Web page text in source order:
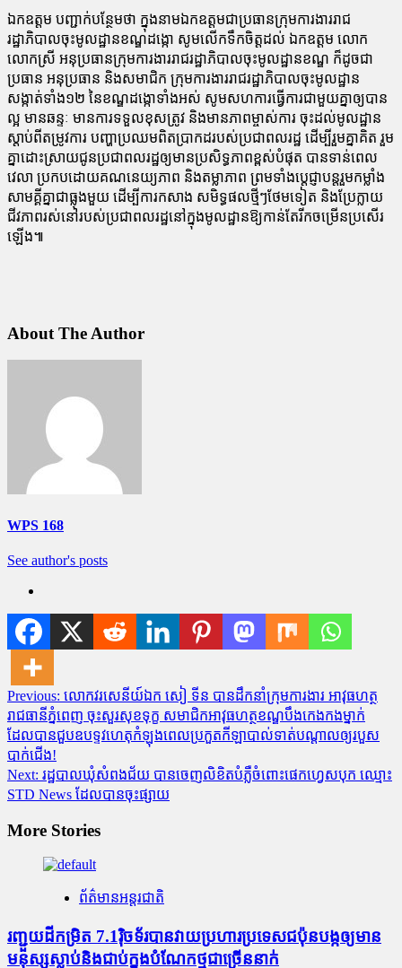
ឯកឧត្តម បញ្ជាក់បន្ថែមថា ក្នុងនាមឯកឧត្តមជាប្រធានក្រុមការងាររាជ
រដ្ឋាភិបាលចុះមូលដ្ឋានខណ្ឌដង្កោ សូមលើកទឹកចិត្តដល់ ឯកឧត្តម លោក
លោកស្រី អនុប្រធានក្រុមការងាររាជរដ្ឋាភិបាលចុះមូលដ្ឋានខណ្ឌ ក៏ដូចជា
ប្រធាន អនុប្រធាន និងសមាជិក ក្រុមការងាររាជរដ្ឋាភិបាលចុះមូលដ្ឋាន
សង្កាត់ទាំង១២ នៃខណ្ឌដង្កោទាំងអស់ សូមសហការធ្វើការជាមួយគ្នាឲ្យបាន
ល្អ មានឆន្ទៈ មានការទទួលខុសត្រូវ និងមានភាពម្ចាស់ការ ចុះដល់មូលដ្ឋាន
ស្តាប់ពីតម្រូវការ បញ្ហាប្រឈមពិតប្រាកដរបស់ប្រជាពលរដ្ឋ ដើម្បីរួមគ្នាគិត រួម
គ្នាដោះស្រាយជូនប្រជាពលរដ្ឋឲ្យមានប្រសិទ្ធភាពខ្ពស់បំផុត បានទាន់ពេល
វេលា ប្រកបដោយគណនេយ្យភាព និងតម្លាភាព ព្រមទាំងប្តេជ្ញាបន្តរួមកម្លាំង
សាមគ្គីគ្នាជាធ្លុងមួយ ដើម្បីការកសាង សមិទ្ធផលថ្មីៗថែមទៀត និងប្រែក្លាយ
ជីវភាពរស់នៅរបស់ប្រជាពលរដ្ឋនៅក្នុងមូលដ្ឋានឱ្យកាន់តែរីកចម្រើនប្រសើរ
ឡើង៕
About The Author
WPS 168
See author's posts
Post
navigation
Previous: លោកវរសេនីយ៍ឯក សៀ ទីន បានដឹកនាំក្រុមការងារ អាវុធហត្ថ
រាជធានីភ្នំពេញ ចុះសួរសុខទុក្ខ សមាជិកអាវុធហត្ថខណ្ឌបឹងកេងកងម្នាក់
ដែលបានជួបឧបទ្ទវហេតុកំឡុងពេលប្រកួតកីឡាបាល់ទាត់បណ្តាលឲ្យរបួស
បាក់ជើង!
Next: រដ្ឋបាលឃុំ​សំពងជ័យ បានចេញលិខិតបំភ្លឺចំពោះផេកហ្វេសបុក ឈ្មោះ
STD News ដែលបានចុះផ្សាយ
More Stories
ព័ត៌មានអន្តរជាតិ
រញ្ជួយដីកម្រិត​ 7.1រ៉ិចទ័របានវាយប្រហារប្រទេសជប៉ុនបង្កឲ្យមាន
មនុស្សស្លាប់​និង​ជាប់ក្នុងបំណែកថ្មជាច្រើននាក់